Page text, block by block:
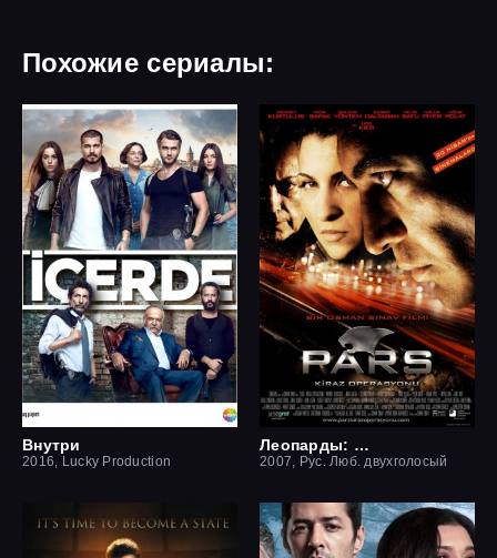
Похожие сериалы:
Внутри
2016, Lucky Production
Леопарды: Операция вишня
2007, Рус. Люб. двухголосый